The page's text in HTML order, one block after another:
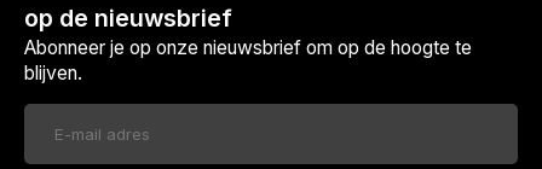
op de nieuwsbrief
Abonneer je op onze nieuwsbrief om op de hoogte te
blijven.